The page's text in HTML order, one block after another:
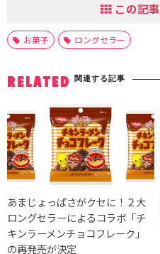
この記
お菓子 ロングセラー
RELATED 関連する記事
あまじょっぱさがクセに！２大
ロングセラーによるコラボ「チ
キンラーメンチョコフレーク」
の再発売が決定